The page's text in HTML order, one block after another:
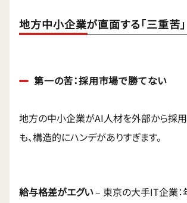
地方中小企業が直面する「三重苦」
第一の苦：採用市場で勝てない
地方の中小企業がAI人材を外部から採用
も、構造的にハンデがありすぎます。
給与格差がエグい– 東京の大手IT企業